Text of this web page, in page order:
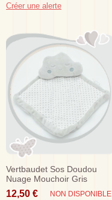
Créer une alerte
Vertbaudet Sos Doudou
Nuage Mouchoir Gris
12,50 € NON DISPONIBLE